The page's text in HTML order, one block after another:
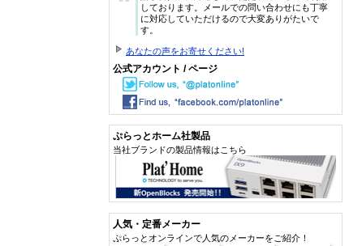
しております。メールでの問い合わせにも丁寧
に対応していただけるので大変ありがたいで
す。
あなたの声をお寄せください!
公式アカウント / ページ
ぷらっとホーム社製品
当社ブランドの製品情報はこちら
人気・定番メーカー
ぷらっとオンラインで人気のメーカーをご紹介！